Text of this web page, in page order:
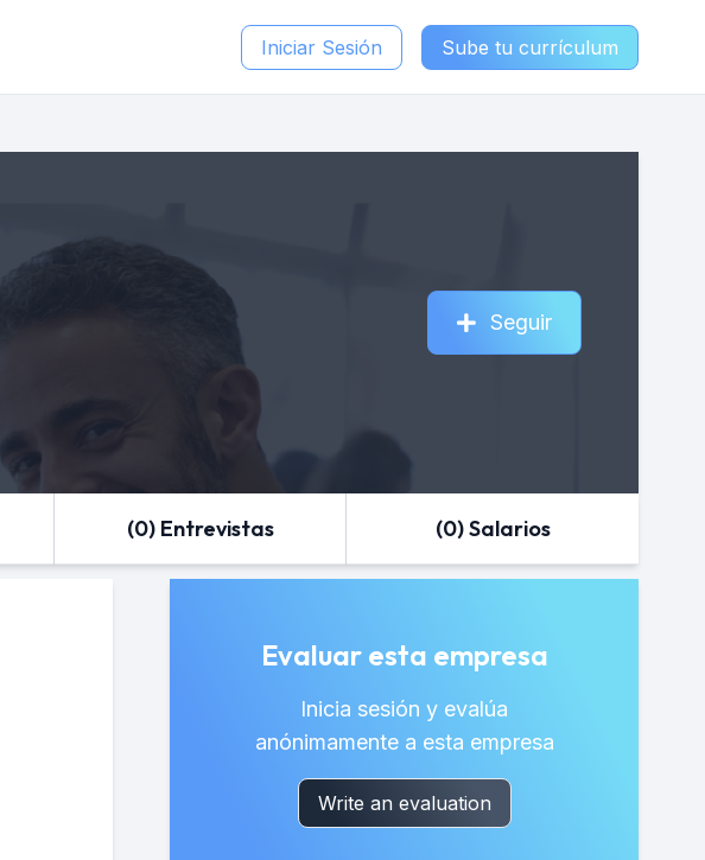
Iniciar Sesión Sube tu currículum
Seguir
(0) Entrevistas (0) Salarios
Evaluar esta empresa
Inicia sesión y evalúa
anónimamente a esta empresa
Write an evaluation